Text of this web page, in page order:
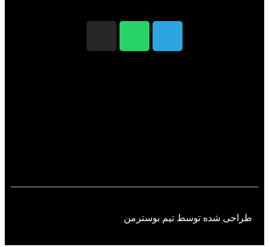
طراحی شده توسط تیم بوسترمن​